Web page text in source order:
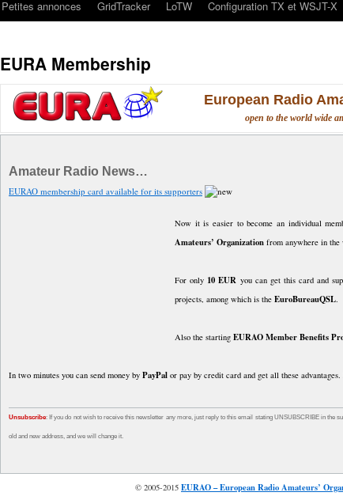
Petites annonces
GridTracker LoTW Configuration TX et WSJT-X
EURA Membership
European Radio
open to the world wide
Amateur Radio News…
EURAO membership card available for its supporters
Now it is easier to become an individual
Amateurs’ Organization from anywhere in the
For only 10 EUR you can get this card and
projects, among which is the EuroBureauQSL.
Also the starting EURAO Member Benefits
In two minutes you can send money by PayPal or pay by credit card and get all these
Unsubscribe: If you do not wish to receive this newsletter any more, just reply to this email stating UNSUBSCRIBE in the
old and new address, and we will change it.
© 2005-2015 EURAO – European Radio Amateurs’